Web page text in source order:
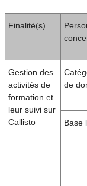
Finalité(s)
Gestion des
activités de
formation et
leur suivi sur
Callisto
de
Base